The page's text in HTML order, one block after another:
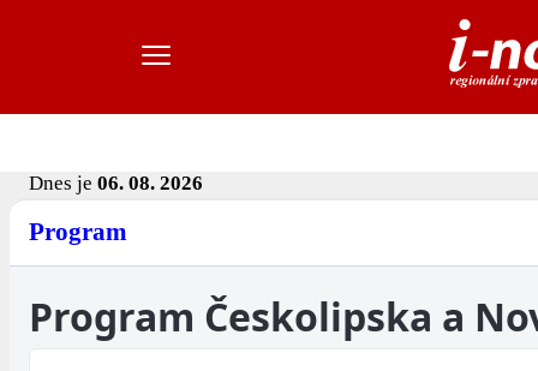
Dnes je 06. 08. 2026
Program
Program Českolipska a